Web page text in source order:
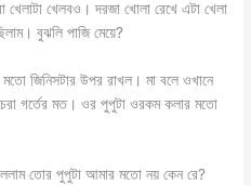
খেলবও। দরজা খোলা রেখে এটা খেলা
বুঝলি পাজি মেয়ে?
জিনিসটার উপর রাখল। মা বলে ওখানে
গর্তের মত। ওর পুপুটা ওরকম কলার মতো
তোর পুপুটা আমার মতো নয় কেন রে?